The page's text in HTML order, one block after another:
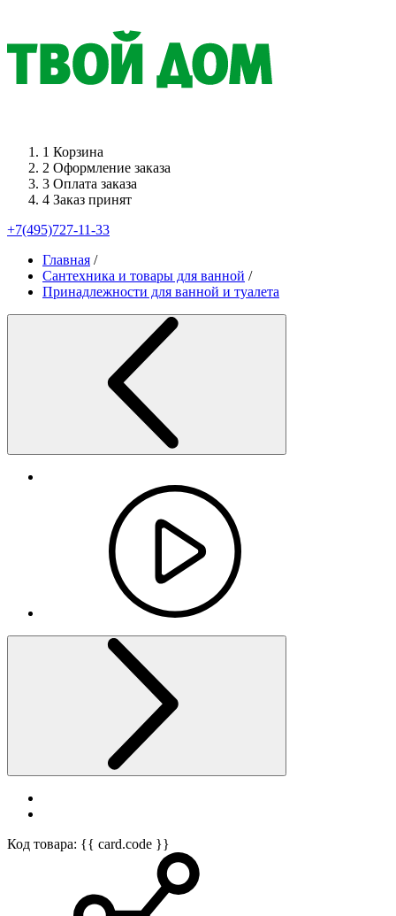
1 Корзина
2 Оформление заказа
3 Оплата заказа
4 Заказ принят
+7(495)727-11-33
Главная /
Сантехника и товары для ванной /
Принадлежности для ванной и туалета
Код товара: {{ card.code }}